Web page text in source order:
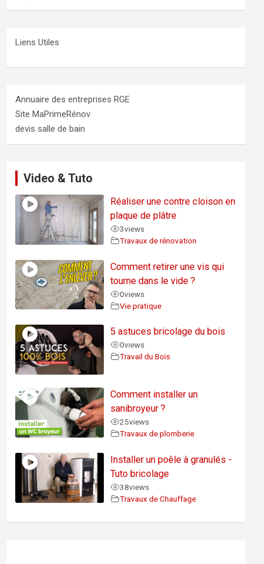
Liens Utiles
Annuaire des entreprises RGE
Site MaPrimeRénov
devis salle de bain
Video & Tuto
Réaliser une contre cloison en
plaque de plâtre
3views
Travaux de rénovation
Comment retirer une vis qui
tourne dans le vide ?
0views
Vie pratique
5 astuces bricolage du bois
0views
Travail du Bois
Comment installer un
sanibroyeur ?
25views
Travaux de plomberie
Installer un poêle à granulés -
Tuto bricolage
38views
Travaux de Chauffage